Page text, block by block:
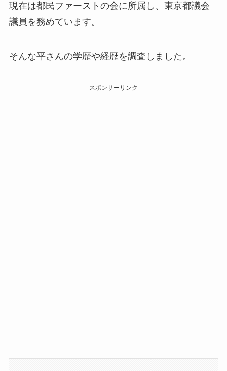
現在は都民ファーストの会に所属し、東京都議会
議員を務めています。
そんな平さんの学歴や経歴を調査しました。
スポンサーリンク